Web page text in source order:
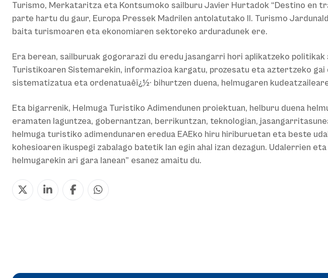
Turismo, Merkataritza eta Kontsumoko sailburu Javier Hurtadok “Destino en
parte hartu du gaur, Europa Pressek Madrilen antolatutako II. Turismo
baita turismoaren eta ekonomiaren sektoreko arduradunek ere.
Era berean, sailburuak gogorarazi du eredu jasangarri hori aplikatzeko
Turistikoaren Sistemarekin, informazioa kargatu, prozesatu eta aztertzeko
sistematizatua eta ordenatuaêï¿½· bihurtzen duena, helmugaren
Eta bigarrenik, Helmuga Turistiko Adimendunen proiektuan, helburu duena
eramaten laguntzea, gobernantzan, berrikuntzan, teknologian,
helmuga turistiko adimendunaren eredua EAEko hiru hiriburuetan eta beste
kohesioaren ikuspegi zabalago batetik lan egin ahal izan dezagun. Udalerrien
helmugarekin ari gara lanean” esanez amaitu du.